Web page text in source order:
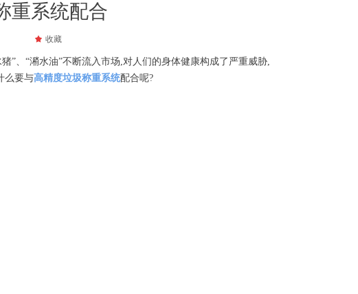
重系统配合
”、“潲水油”不断流入市场,对人们的身体健康构成了严重威胁,
么要与高精度垃圾称重系统配合呢?
끄 收藏